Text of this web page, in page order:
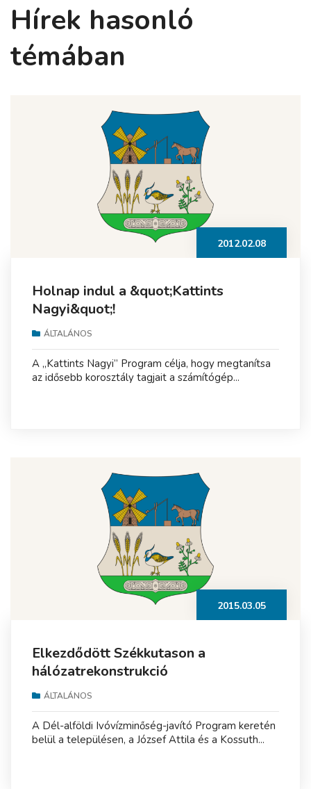
Hírek hasonló
témában
2012.02.08
Holnap indul a &quot;Kattints
Nagyi&quot;!
ÁLTALÁNOS
A „Kattints Nagyi” Program célja, hogy megtanítsa
az idősebb korosztály tagjait a számítógép...
2015.03.05
Elkezdődött Székkutason a
hálózatrekonstrukció
ÁLTALÁNOS
A Dél-alföldi Ivóvízminőség-javító Program keretén
belül a településen, a József Attila és a Kossuth...